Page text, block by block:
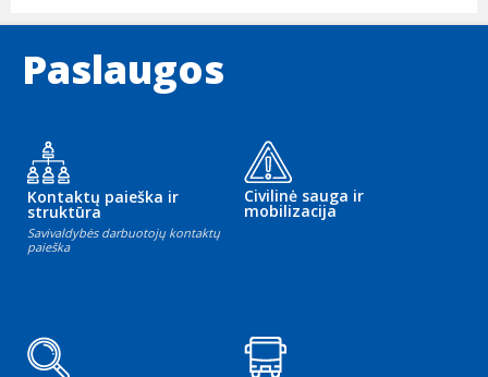
Paslaugos
Kontaktų paieška ir
struktūra
Savivaldybės darbuotojų kontaktų
paieška
Civilinė sauga ir
mobilizacija